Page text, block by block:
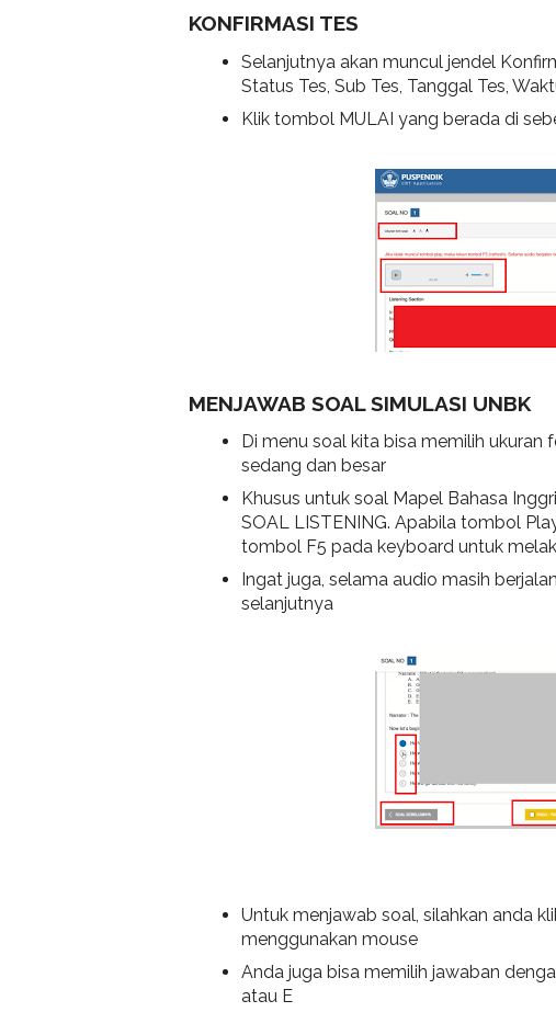
KONFIRMASI TES
Selanjutnya akan muncul jendel
Status Tes, Sub Tes, Tanggal Tes,
Klik tombol MULAI yang berada di
MENJAWAB SOAL SIMULASI UNBK
Di menu soal kita bisa memilih ukuran
sedang dan besar
Khusus untuk soal Mapel Bahasa
SOAL LISTENING. Apabila tombol
tombol F5 pada keyboard untuk
Ingat juga, selama audio masih
selanjutnya
Untuk menjawab soal, silahkan anda
menggunakan mouse
Anda juga bisa memilih jawaban
atau E